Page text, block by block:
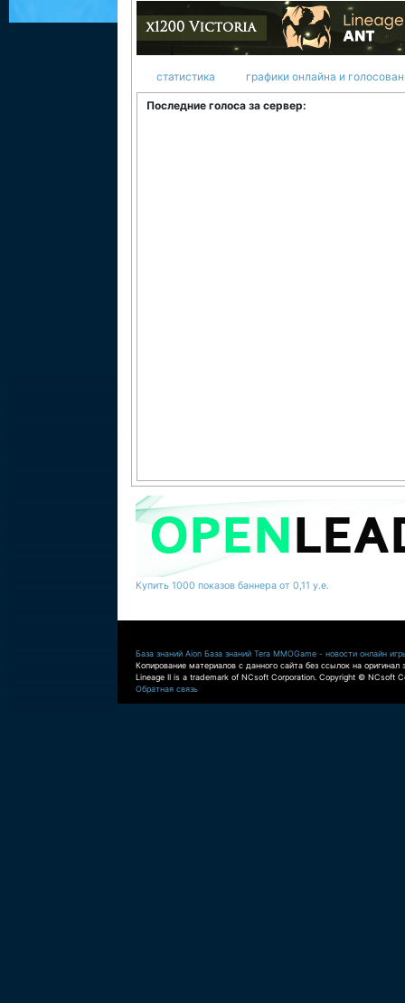
статистика графики онлайна и
Последние голоса за сервер:
Купить 1000 показов баннера от 0,11 у.е.
База знаний Aion База знаний Tera MMOGame - новости онлайн
Копирование материалов с данного сайта без ссылок на оригинал
Lineage II is a trademark of NCsoft Corporation. Copyright © NCsoft
Обратная связь